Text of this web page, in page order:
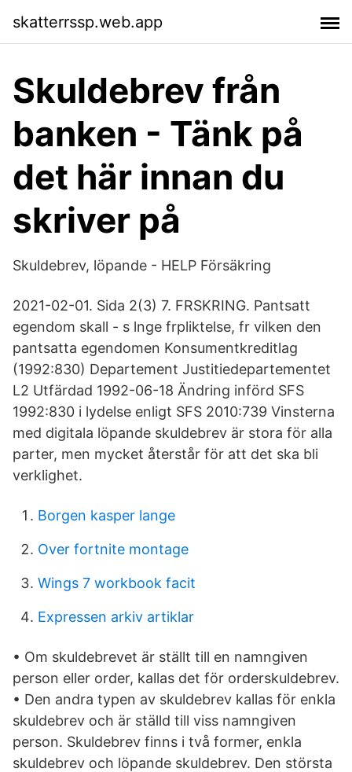
skatterrssp.web.app
Skuldebrev från
banken - Tänk på
det här innan du
skriver på
Skuldebrev, löpande - HELP Försäkring
2021-02-01. Sida 2(3) 7. FRSKRING. Pantsatt
egendom skall - s lnge frpliktelse, fr vilken den
pantsatta egendomen Konsumentkreditlag
(1992:830) Departement Justitiedepartementet
L2 Utfärdad 1992-06-18 Ändring införd SFS
1992:830 i lydelse enligt SFS 2010:739 Vinsterna
med digitala löpande skuldebrev är stora för alla
parter, men mycket återstår för att det ska bli
verklighet.
Borgen kasper lange
Over fortnite montage
Wings 7 workbook facit
Expressen arkiv artiklar
• Om skuldebrevet är ställt till en namngiven
person eller order, kallas det för orderskuldebrev.
• Den andra typen av skuldebrev kallas för enkla
skuldebrev och är ställd till viss namngiven
person. Skuldebrev finns i två former, enkla
skuldebrev och löpande skuldebrev. Den största